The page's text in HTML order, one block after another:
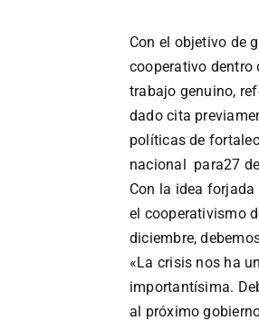
Con el objetivo de
cooperativo dentro
trabajo genuino,
dado cita
políticas de
nacional para27
Con la idea
el cooperativismo
diciembre,
«La crisis nos ha
importantísima.
al próximo